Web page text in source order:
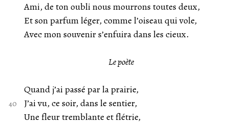
Ami, de ton oubli nous mourrons toutes deux,
Et son parfum léger, comme l’oiseau qui vole,
Avec mon souvenir s’enfuira dans les cieux.
Le poète
Quand j’ai passé par la prairie,
J’ai vu, ce soir, dans le sentier,
Une fleur tremblante et flétrie,